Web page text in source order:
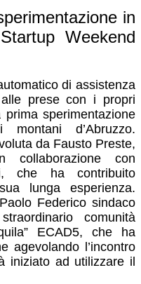
in
Weekend
di assistenza
prese con i propri
sperimentazione
d’Abruzzo.
da Fausto Preste,
collaborazione con
che ha contribuito
lunga esperienza.
Federico sindaco
comunità
ECAD5, che ha
agevolando l’incontro
iniziato ad utilizzare il